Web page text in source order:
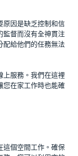
原因是缺乏控制和信
監督而沒有全神貫注
配給他們的任務無法
上服務。我們在這裡
您在家工作時也能確
這個空間工作。確保